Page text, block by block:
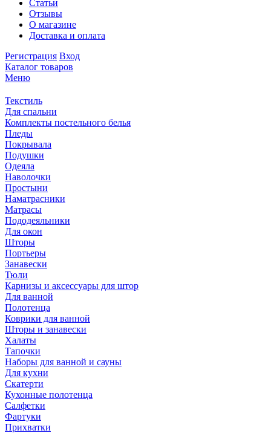
Статьи
Отзывы
О магазине
Доставка и оплата
Регистрация Вход
Каталог товаров
Меню
Текстиль
Для спальни
Комплекты постельного белья
Пледы
Покрывала
Подушки
Одеяла
Наволочки
Простыни
Наматрасники
Матрасы
Пододеяльники
Для окон
Шторы
Портьеры
Занавески
Тюли
Карнизы и аксессуары для штор
Для ванной
Полотенца
Коврики для ванной
Шторы и занавески
Халаты
Тапочки
Наборы для ванной и сауны
Для кухни
Скатерти
Кухонные полотенца
Салфетки
Фартуки
Прихватки